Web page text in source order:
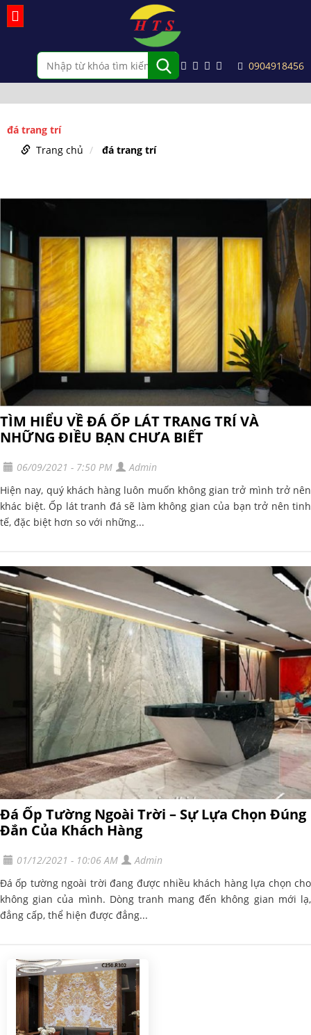
0904918456
đá trang trí
Trang chủ
đá trang trí
TÌM HIỂU VỀ ĐÁ ỐP LÁT TRANG TRÍ VÀ
NHỮNG ĐIỀU BẠN CHƯA BIẾT
06/09/2021 - 7:50 PM
Admin
Hiện nay, quý khách hàng luôn muốn không gian trở mình trở nên
khác biệt. Ốp lát tranh đá sẽ làm không gian của bạn trở nên tinh
tế, đặc biệt hơn so với những...
Đá Ốp Tường Ngoài Trời – Sự Lựa Chọn Đúng
Đắn Của Khách Hàng
01/12/2021 - 10:06 AM
Admin
Đá ốp tường ngoài trời đang được nhiều khách hàng lựa chọn cho
không gian của mình. Dòng tranh mang đến không gian mới lạ,
đẳng cấp, thể hiện được đẳng...